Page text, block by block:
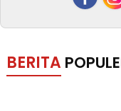
BERITA